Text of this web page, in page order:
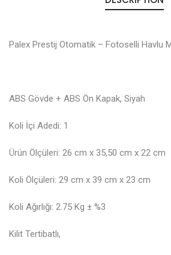
Palex Prestij Otomatik – Fotoselli Havlu
ABS Gövde + ABS Ön Kapak, Siyah
Koli İçi Adedi: 1
Ürün Ölçüleri: 26 cm x 35,50 cm x 22 cm
Koli Ölçüleri: 29 cm x 39 cm x 23 cm
Koli Ağırlığı: 2.75 Kg ± %3
Kilit Tertibatlı,